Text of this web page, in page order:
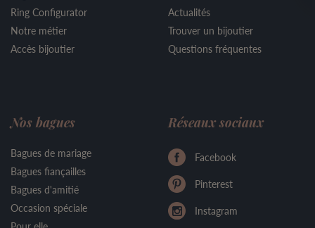
Ring Configurator
Notre métier
Accès bijoutier
Actualités
Trouver un bijoutier
Questions fréquentes
Nos bagues
Bagues de mariage
Bagues fiançailles
Bagues d'amitié
Occasion spéciale
Réseaux sociaux
Facebook
Pinterest
Instagram